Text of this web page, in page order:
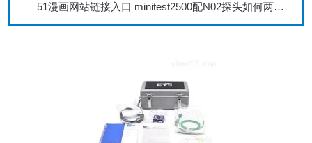
51漫画网站链接入口 minitest2500配N02探头如何两点校准？